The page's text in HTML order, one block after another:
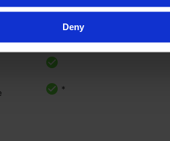
Deny
*